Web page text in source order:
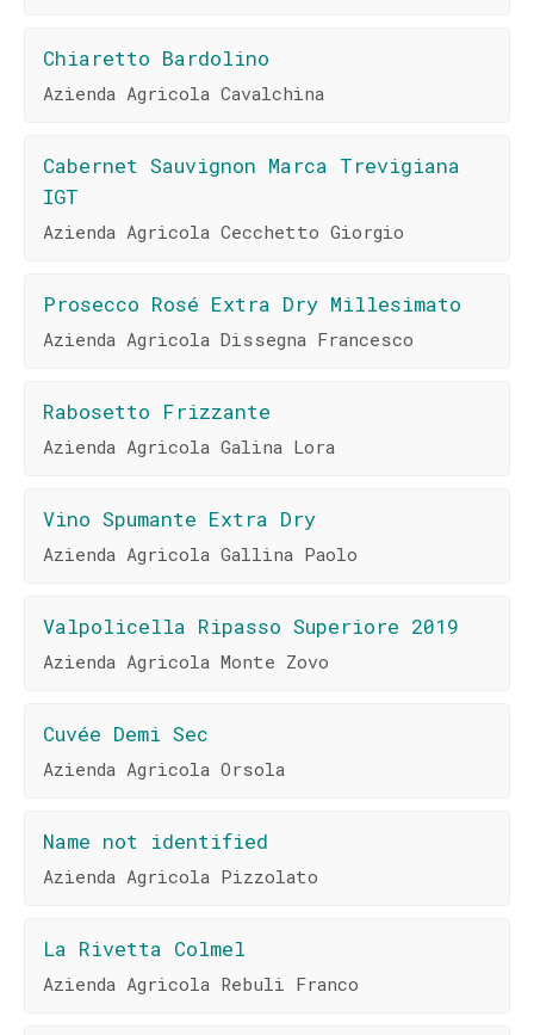
Chiaretto Bardolino
Azienda Agricola Cavalchina
Cabernet Sauvignon Marca Trevigiana
IGT
Azienda Agricola Cecchetto Giorgio
Prosecco Rosé Extra Dry Millesimato
Azienda Agricola Dissegna Francesco
Rabosetto Frizzante
Azienda Agricola Galina Lora
Vino Spumante Extra Dry
Azienda Agricola Gallina Paolo
Valpolicella Ripasso Superiore 2019
Azienda Agricola Monte Zovo
Cuvée Demi Sec
Azienda Agricola Orsola
Name not identified
Azienda Agricola Pizzolato
La Rivetta Colmel
Azienda Agricola Rebuli Franco